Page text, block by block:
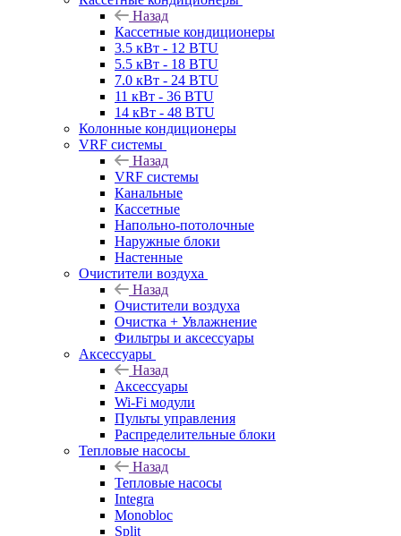
Назад
Кассетные кондиционеры
3.5 кВт - 12 BTU
5.5 кВт - 18 BTU
7.0 кВт - 24 BTU
11 кВт - 36 BTU
14 кВт - 48 BTU
Колонные кондиционеры
VRF системы
Назад
VRF системы
Канальные
Кассетные
Напольно-потолочные
Наружные блоки
Настенные
Очистители воздуха
Назад
Очистители воздуха
Очистка + Увлажнение
Фильтры и аксессуары
Аксессуары
Назад
Аксессуары
Wi-Fi модули
Пульты управления
Распределительные блоки
Тепловые насосы
Назад
Тепловые насосы
Integra
Monobloc
Split